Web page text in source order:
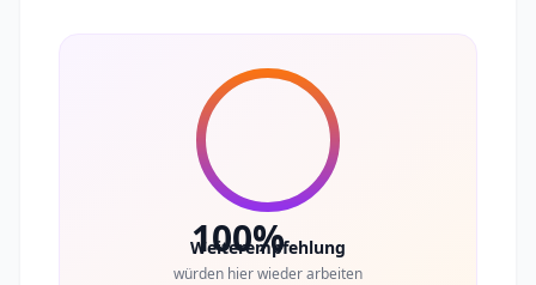
100%
Weiterempfehlung
würden hier wieder arbeiten